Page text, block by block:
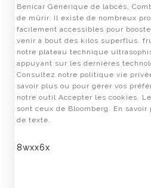
Benicar Générique de labcès,
de mûrir. Il existe de nombreux
facilement accessibles pour
venir à bout des kilos superflus.
notre plateau technique
appuyant sur les dernières
Consultez notre politique vie
savoir plus ou pour gérer vos
notre outil Accepter les cookies.
sont ceux de Bloomberg. En
de texte.
8wxx6x